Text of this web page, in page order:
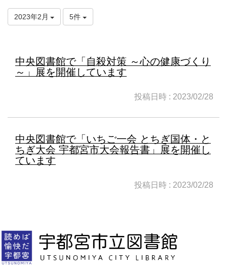
2023年2月 5件
中央図書館で「自殺対策 ～心の健康づくり
～」展を開催しています
投稿日時 : 2023/02/28
中央図書館で「いちご一会 とちぎ国体・と
ちぎ大会 宇都宮市大会報告書」展を開催し
ています
投稿日時 : 2023/02/28